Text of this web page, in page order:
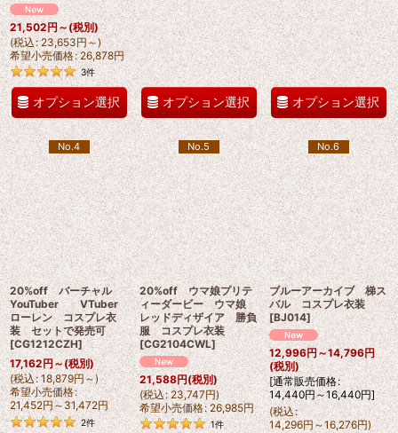
21,502円～(税別)
(税込: 23,653円～)
希望小売価格: 26,878円
3件
オプション選択 オプション選択 オプション選択
No.4
20%off バーチャル
YouTuber VTuber
ローレン コスプレ衣
装 セットで発売可
[CG1212CZH]
17,162円～(税別)
(税込: 18,879円～)
希望小売価格:
21,452円～31,472円
2件
No.5
20%off ウマ娘プリテ
ィーダービー ウマ娘
レッドディザイア 勝負
服 コスプレ衣装
[CG2104CWL]
21,588円(税別)
(税込: 23,747円)
希望小売価格: 26,985円
1件
No.6
ブルーアーカイブ 梯ス
バル コスプレ衣装
[BJ014]
12,996円～14,796円
(税別)
[通常販売価格:
14,440円～16,440円]
(税込:
14,296円～16,276円)